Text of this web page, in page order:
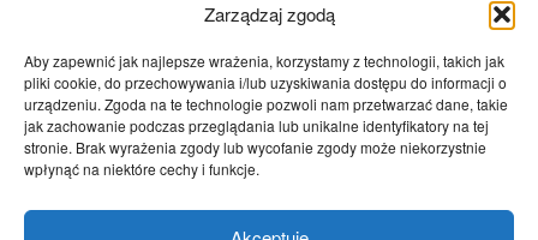
Zarządzaj zgodą
Aby zapewnić jak najlepsze wrażenia, korzystamy z technologii, takich jak
pliki cookie, do przechowywania i/lub uzyskiwania dostępu do informacji o
urządzeniu. Zgoda na te technologie pozwoli nam przetwarzać dane, takie
jak zachowanie podczas przeglądania lub unikalne identyfikatory na tej
stronie. Brak wyrażenia zgody lub wycofanie zgody może niekorzystnie
wpłynąć na niektóre cechy i funkcje.
Temat dnia
4601
Publicystyka
4363
Polityka
3639
Polska
Społeczeństwo
2823